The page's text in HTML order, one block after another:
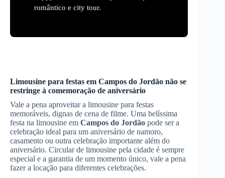
romântico e city tour.
Limousine para festas em Campos do Jordão não se
restringe à comemoração de aniversário
Vale a pena aproveitar a limousine para festas
memoráveis, dignas de cena de filme. Uma belíssima
festa na limousine em Campos do Jordão pode ser a
celebração ideal para um aniversário de namoro,
casamento ou outra celebração importante além do
aniversário. Circular de limousine pela cidade é sempre
especial e a garantia de um momento único, vale a pena
fazer a locação para diferentes celebrações.